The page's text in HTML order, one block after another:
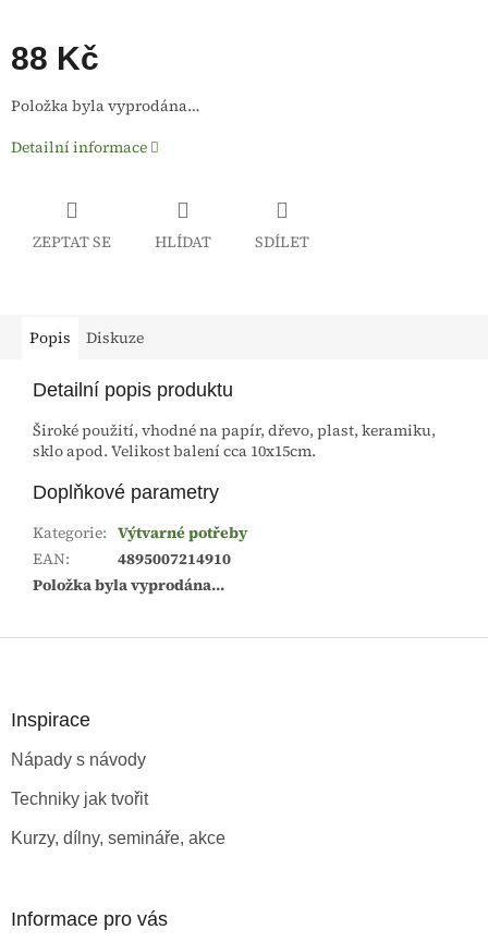
88 Kč
Měrná
cena:
Položka byla vyprodána…
Detailní informace
ZEPTAT SE HLÍDAT SDÍLET
Popis Diskuze
Detailní popis produktu
Široké použití, vhodné na papír, dřevo, plast, keramiku,
sklo apod. Velikost balení cca 10x15cm.
Doplňkové parametry
Kategorie: Výtvarné potřeby
EAN:
4895007214910
Položka byla vyprodána…
Inspirace
Nápady s návody
Techniky jak tvořit
Kurzy, dílny, semináře, akce
Informace pro vás